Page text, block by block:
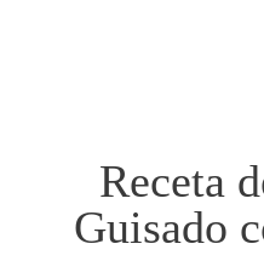
Receta
Guisado